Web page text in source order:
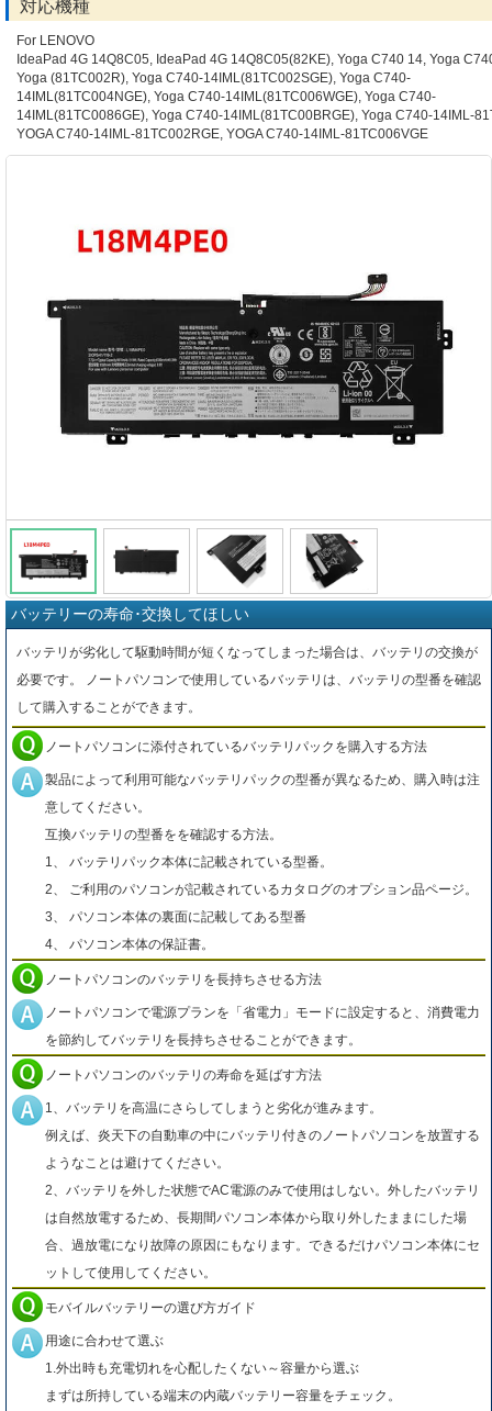
対応機種
For LENOVO
IdeaPad 4G 14Q8C05, IdeaPad 4G 14Q8C05(82KE), Yoga C740 14, Yoga
Yoga (81TC002R), Yoga C740-14IML(81TC002SGE), Yoga C740-
14IML(81TC004NGE), Yoga C740-14IML(81TC006WGE), Yoga C740-
14IML(81TC0086GE), Yoga C740-14IML(81TC00BRGE), Yoga C740-14IML-
YOGA C740-14IML-81TC002RGE, YOGA C740-14IML-81TC006VGE
バッテリーの寿命･交換してほしい
バッテリが劣化して駆動時間が短くなってしまった場合は、バッテリの交換が
必要です。 ノートパソコンで使用しているバッテリは、バッテリの型番を確認
して購入することができます。
ノートパソコンに添付されているバッテリパックを購入する方法
製品によって利用可能なバッテリパックの型番が異なるため、購入時は注
意してください。
互換バッテリの型番をを確認する方法。
1、 バッテリパック本体に記載されている型番。
2、 ご利用のパソコンが記載されているカタログのオプション品ページ。
3、 パソコン本体の裏面に記載してある型番
4、 パソコン本体の保証書。
ノートパソコンのバッテリを長持ちさせる方法
ノートパソコンで電源プランを「省電力」モードに設定すると、消費電力
を節約してバッテリを長持ちさせることができます。
ノートパソコンのバッテリの寿命を延ばす方法
1、バッテリを高温にさらしてしまうと劣化が進みます。
例えば、炎天下の自動車の中にバッテリ付きのノートパソコンを放置する
ようなことは避けてください。
2、バッテリを外した状態でAC電源のみで使用はしない。外したバッテリ
は自然放電するため、長期間パソコン本体から取り外したままにした場
合、過放電になり故障の原因にもなります。できるだけパソコン本体にセ
ットして使用してください。
モバイルバッテリーの選び方ガイド
用途に合わせて選ぶ
1.外出時も充電切れを心配したくない～容量から選ぶ
まずは所持している端末の内蔵バッテリー容量をチェック。